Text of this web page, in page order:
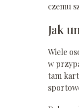
czemu
Jak
Wiele
w
tam